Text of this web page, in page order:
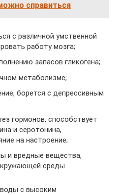
справиться
с различной умственной
работу мозга;
запасов гликогена;
метаболизме;
борется с депрессивным
гормонов, способствует
и серотонина,
на настроение;
и вредные вещества,
среды.
с высоким